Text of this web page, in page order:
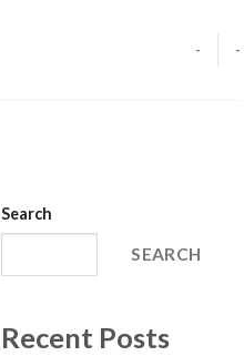
- -
Search
SEARCH
Recent Posts